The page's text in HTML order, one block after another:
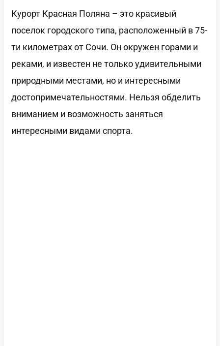
Курорт Красная Поляна – это красивый
поселок городского типа, расположенный в 75-
ти километрах от Сочи. Он окружен горами и
реками, и известен не только удивительными
природными местами, но и интересными
достопримечательностями. Нельзя обделить
вниманием и возможность заняться
интересными видами спорта.